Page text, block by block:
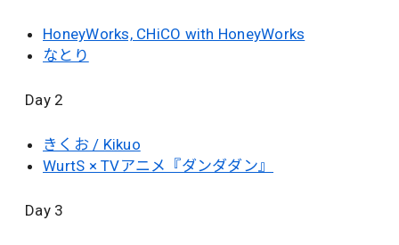
HoneyWorks, CHiCO with HoneyWorks
なとり
Day 2
きくお / Kikuo
WurtS × TVアニメ『ダンダダン』
Day 3